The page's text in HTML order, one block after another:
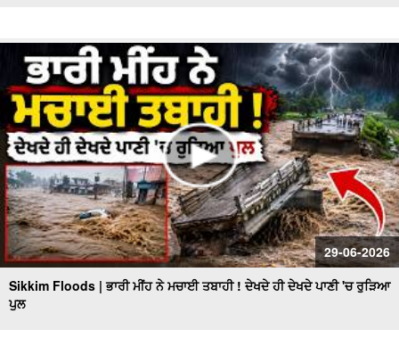
29-06-2026
Sikkim Floods | ਭਾਰੀ ਮੀਂਹ ਨੇ ਮਚਾਈ ਤਬਾਹੀ ! ਦੇਖਦੇ ਹੀ ਦੇਖਦੇ ਪਾਣੀ 'ਚ ਰੁੜਿਆ
ਪੁਲ